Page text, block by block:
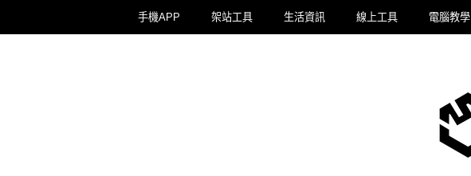
手機APP 架站工具 生活資訊 線上工具 電腦教學